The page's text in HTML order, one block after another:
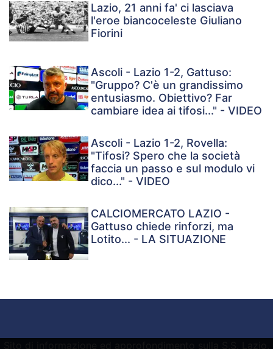
Lazio, 21 anni fa' ci lasciava
l'eroe biancoceleste Giuliano
Fiorini
Ascoli - Lazio 1-2, Gattuso:
"Gruppo? C'è un grandissimo
entusiasmo. Obiettivo? Far
cambiare idea ai tifosi..." - VIDEO
Ascoli - Lazio 1-2, Rovella:
"Tifosi? Spero che la società
faccia un passo e sul modulo vi
dico..." - VIDEO
CALCIOMERCATO LAZIO -
Gattuso chiede rinforzi, ma
Lotito... - LA SITUAZIONE